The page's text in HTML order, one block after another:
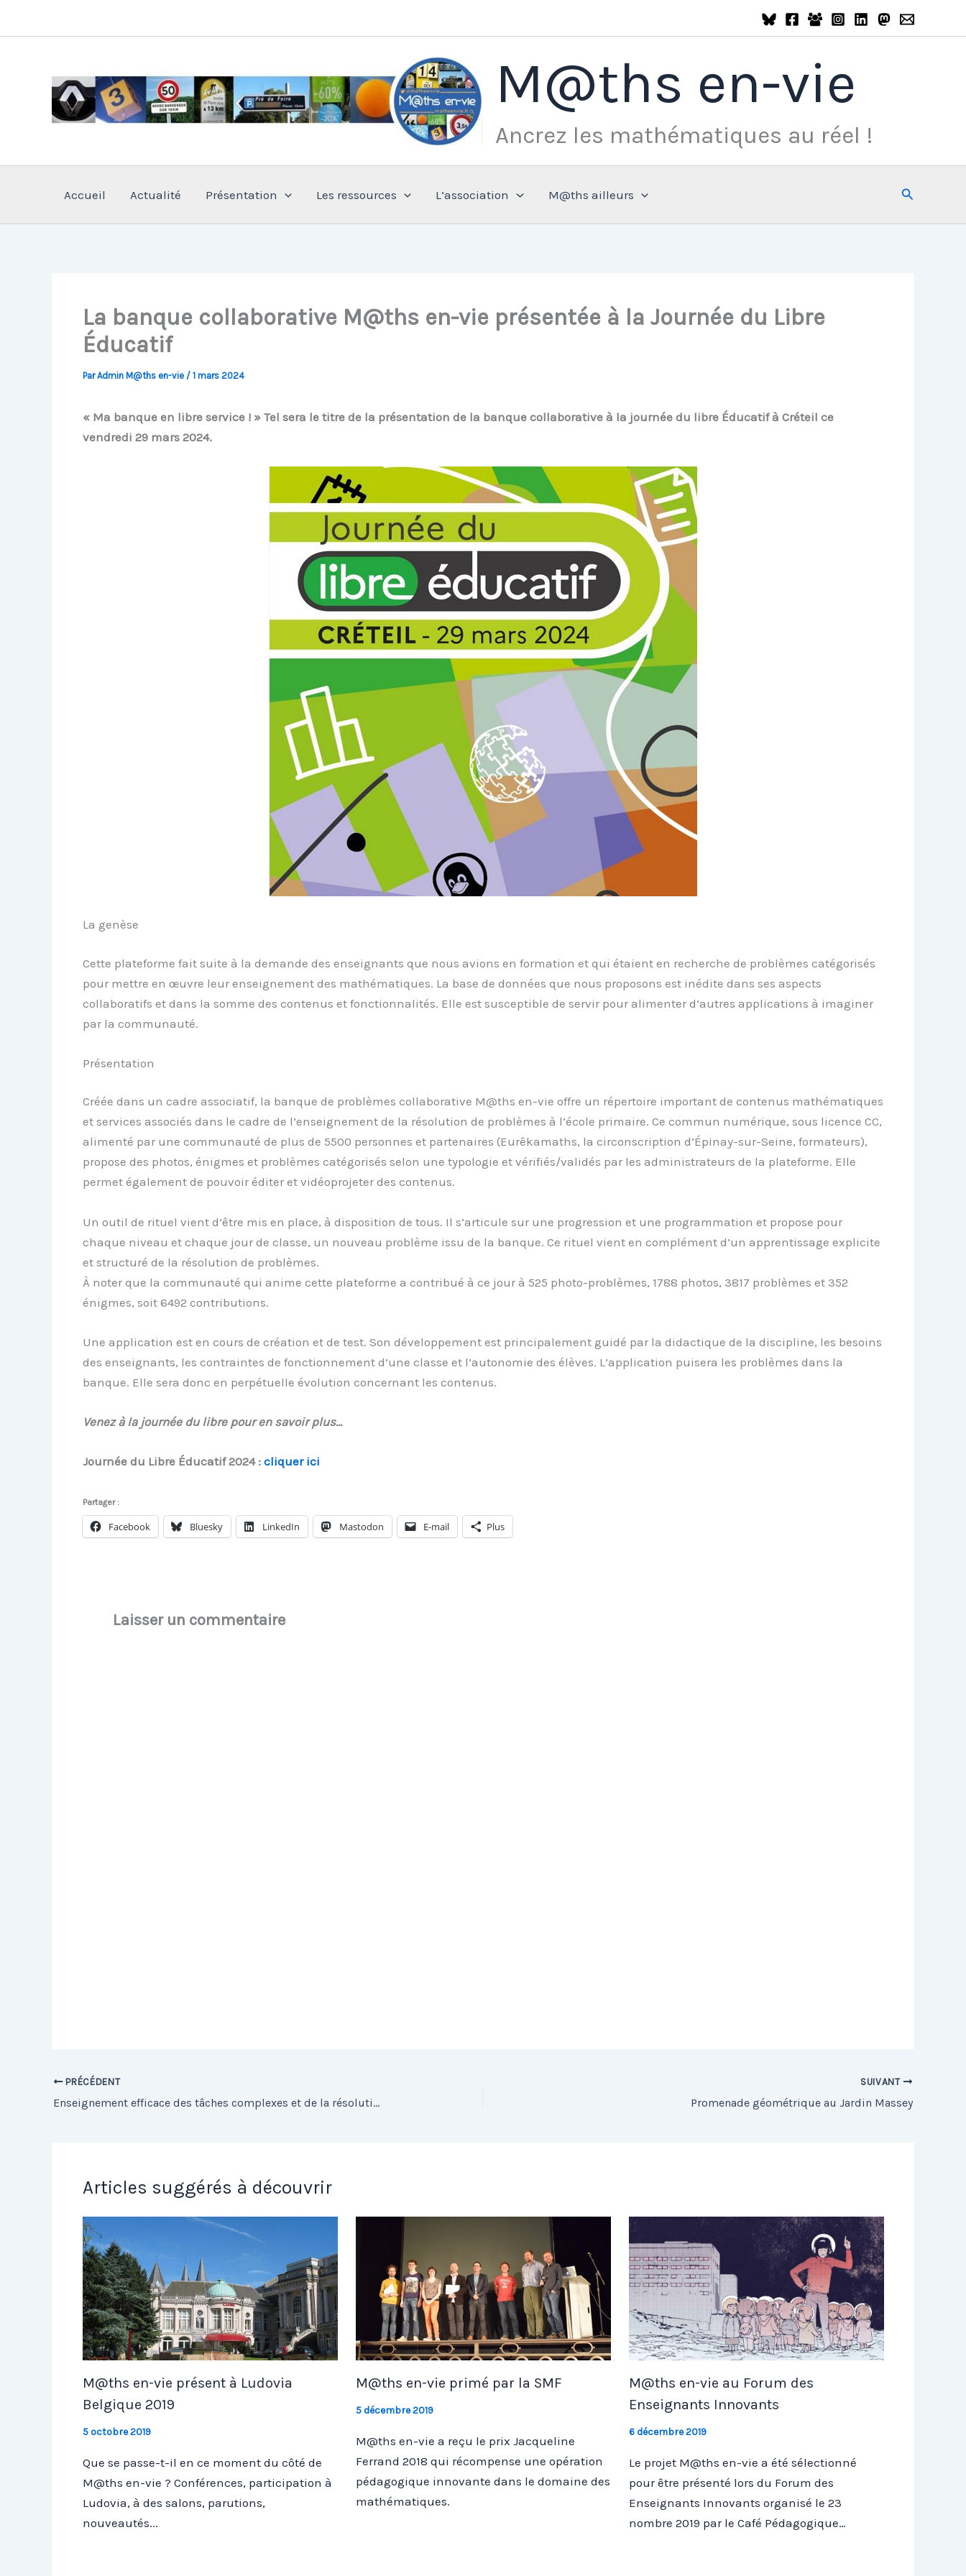
M@ths en-vie
Ancrez les mathématiques au réel !
Accueil Actualité Présentation Les ressources L’association M@ths ailleurs Rechercher
La banque collaborative M@ths en-vie présentée à la Journée du Libre
Éducatif
ParAdmin M@ths en-vie / 1 mars 2024
« Ma banque en libre service ! » Tel sera le titre de la présentation de la banque collaborative à la journée du libre Éducatif à Créteil ce
vendredi 29 mars 2024.
La genèse
Cette plateforme fait suite à la demande des enseignants que nous avions en formation et qui étaient en recherche de problèmes catégorisés
pour mettre en œuvre leur enseignement des mathématiques. La base de données que nous proposons est inédite dans ses aspects
collaboratifs et dans la somme des contenus et fonctionnalités. Elle est susceptible de servir pour alimenter d’autres applications à imaginer
par la communauté.
Présentation
Créée dans un cadre associatif, la banque de problèmes collaborative M@ths en-vie offre un répertoire important de contenus mathématiques
et services associés dans le cadre de l’enseignement de la résolution de problèmes à l’école primaire. Ce commun numérique, sous licence CC,
alimenté par une communauté de plus de 5500 personnes et partenaires (Eurêkamaths, la circonscription d’Épinay-sur-Seine, formateurs),
propose des photos, énigmes et problèmes catégorisés selon une typologie et vérifiés/validés par les administrateurs de la plateforme. Elle
permet également de pouvoir éditer et vidéoprojeter des contenus.
Un outil de rituel vient d’être mis en place, à disposition de tous. Il s’articule sur une progression et une programmation et propose pour
chaque niveau et chaque jour de classe, un nouveau problème issu de la banque. Ce rituel vient en complément d’un apprentissage explicite
et structuré de la résolution de problèmes.
À noter que la communauté qui anime cette plateforme a contribué à ce jour à 525 photo-problèmes, 1788 photos, 3817 problèmes et 352
énigmes, soit 6492 contributions.
Une application est en cours de création et de test. Son développement est principalement guidé par la didactique de la discipline, les besoins
des enseignants, les contraintes de fonctionnement d’une classe et l’autonomie des élèves. L’application puisera les problèmes dans la
banque. Elle sera donc en perpétuelle évolution concernant les contenus.
Venez à la journée du libre pour en savoir plus…
Journée du Libre Éducatif 2024 : cliquer ici
Partager :
Facebook Bluesky LinkedIn Mastodon E-mail Plus
Laisser un commentaire
PRÉCÉDENT
Enseignement efficace des tâches complexes et de la résolution de problèmes
SUIVANT
Promenade géométrique au Jardin Massey
Articles suggérés à découvrir
M@ths en-vie présent à Ludovia
Belgique 2019
5 octobre 2019
Que se passe-t-il en ce moment du côté de
M@ths en-vie ? Conférences, participation à
Ludovia, à des salons, parutions,
nouveautés...
M@ths en-vie primé par la SMF
5 décembre 2019
M@ths en-vie a reçu le prix Jacqueline
Ferrand 2018 qui récompense une opération
pédagogique innovante dans le domaine des
mathématiques.
M@ths en-vie au Forum des
Enseignants Innovants
6 décembre 2019
Le projet M@ths en-vie a été sélectionné
pour être présenté lors du Forum des
Enseignants Innovants organisé le 23
nombre 2019 par le Café Pédagogique…